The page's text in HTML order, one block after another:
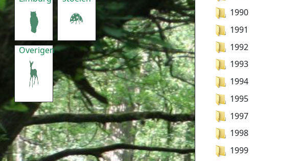
Overigen
1990
1991
1992
1993
1994
1995
1997
1998
1999